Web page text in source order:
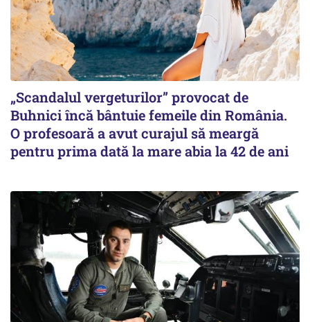
„Scandalul vergeturilor” provocat de
Buhnici încă bântuie femeile din România.
O profesoară a avut curajul să meargă
pentru prima dată la mare abia la 42 de ani